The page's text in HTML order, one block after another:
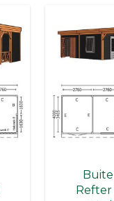
Refter